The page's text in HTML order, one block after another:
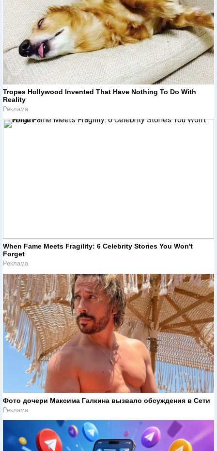
Tropes Hollywood Invented That Have Nothing To Do With
Reality
Реклама
When Fame Meets Fragility: 6 Celebrity Stories You Won't
Forget
Реклама
Фото дочери Максима Галкина вызвало обсуждения в Сети
Реклама